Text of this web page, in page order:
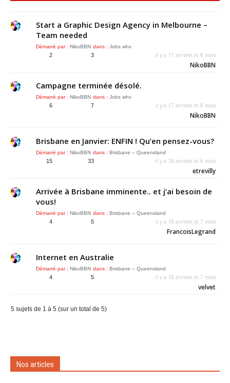
Start a Graphic Design Agency in Melbourne –
Team needed
Démarré par : NikoBBN dans : Jobs whv
2 3 il y a 17 années et 8 mois
NikoBBN
Campagne terminée désolé.
Démarré par : NikoBBN dans : Jobs whv
6 7 il y a 17 années et 8 mois
NikoBBN
Brisbane en Janvier: ENFIN ! Qu’en pensez-vous?
Démarré par : NikoBBN dans : Brisbane – Queensland
15 33 il y a 18 années et 6 mois
etrevilly
Arrivée à Brisbane imminente.. et j’ai besoin de
vous!
Démarré par : NikoBBN dans : Brisbane – Queensland
4 5 il y a 18 années et 7 mois
FrancoisLegrand
Internet en Australie
Démarré par : NikoBBN dans : Brisbane – Queensland
4 5 il y a 18 années et 7 mois
velvet
5 sujets de 1 à 5 (sur un total de 5)
Nos articles